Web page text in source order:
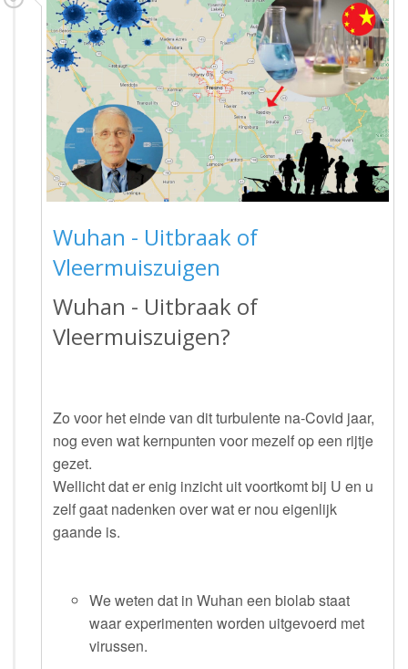
Wuhan - Uitbraak of
Vleermuiszuigen
Wuhan - Uitbraak of
Vleermuiszuigen?
Zo voor het einde van dit turbulente na-Covid jaar,
nog even wat kernpunten voor mezelf op een rijtje
gezet.
Wellicht dat er enig inzicht uit voortkomt bij U en u
zelf gaat nadenken over wat er nou eigenlijk
gaande is.
We weten dat in Wuhan een biolab staat
waar experimenten worden uitgevoerd met
virussen.